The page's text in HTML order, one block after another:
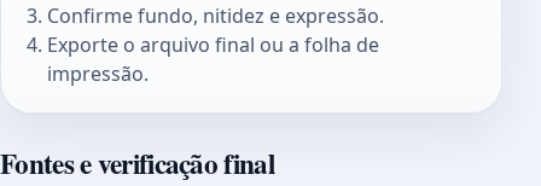
Confirme fundo, nitidez e expressão.
Exporte o arquivo final ou a folha de
impressão.
Fontes e verificação final